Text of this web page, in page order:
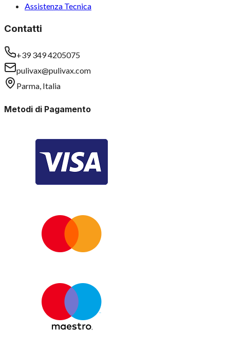
Assistenza Tecnica
Contatti
+39 349 4205075
pulivax@pulivax.com
Parma, Italia
Metodi di Pagamento